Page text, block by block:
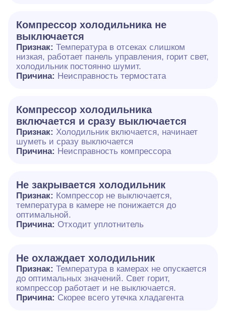
Компрессор холодильника не
выключается
Признак: Температура в отсеках слишком
низкая, работает панель управления, горит свет,
холодильник постоянно шумит.
Причина: Неисправность термостата
Компрессор холодильника
включается и сразу выключается
Признак: Холодильник включается, начинает
шуметь и сразу выключается
Причина: Неисправность компрессора
Не закрывается холодильник
Признак: Компрессор не выключается,
температура в камере не понижается до
оптимальной.
Причина: Отходит уплотнитель
Не охлаждает холодильник
Признак: Температура в камерах не опускается
до оптимальных значений. Свет горит,
компрессор работает и не выключается.
Причина: Скорее всего утечка хладагента